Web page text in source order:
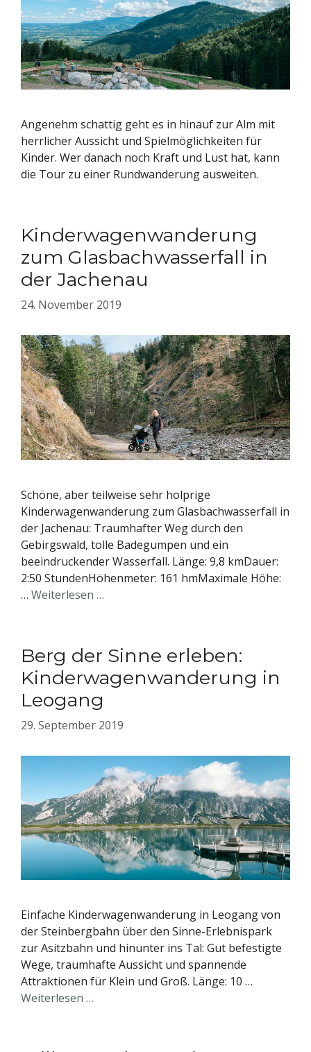
Angenehm schattig geht es in hinauf zur Alm mit
herrlicher Aussicht und Spielmöglichkeiten für
Kinder. Wer danach noch Kraft und Lust hat, kann
die Tour zu einer Rundwanderung ausweiten.
Kinderwagenwanderung
zum Glasbachwasserfall in
der Jachenau
24. November 2019
Schöne, aber teilweise sehr holprige
Kinderwagenwanderung zum Glasbachwasserfall in
der Jachenau: Traumhafter Weg durch den
Gebirgswald, tolle Badegumpen und ein
beeindruckender Wasserfall. Länge: 9,8 kmDauer:
2:50 StundenHöhenmeter: 161 hmMaximale Höhe:
… Weiterlesen …
Berg der Sinne erleben:
Kinderwagenwanderung in
Leogang
29. September 2019
Einfache Kinderwagenwanderung in Leogang von
der Steinbergbahn über den Sinne-Erlebnispark
zur Asitzbahn und hinunter ins Tal: Gut befestigte
Wege, traumhafte Aussicht und spannende
Attraktionen für Klein und Groß. Länge: 10 …
Weiterlesen …